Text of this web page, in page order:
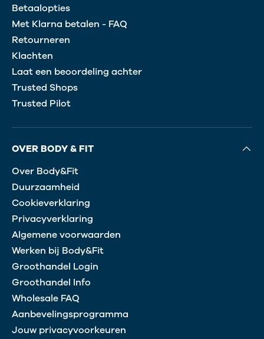
Betaalopties
Met Klarna betalen - FAQ
Retourneren
Klachten
Laat een beoordeling achter
Trusted Shops
Trusted Pilot
OVER BODY & FIT
Over Body&Fit
Duurzaamheid
Cookieverklaring
Privacyverklaring
Algemene voorwaarden
Werken bij Body&Fit
Groothandel Login
Groothandel Info
Wholesale FAQ
Aanbevelingsprogramma
Jouw privacyvoorkeuren